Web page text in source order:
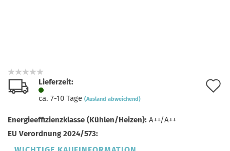
Lieferzeit:
ca. 7-10 Tage (Ausland abweichend)
Energieeffizienzklasse (Kühlen/Heizen): A++/A++
EU Verordnung 2024/573: